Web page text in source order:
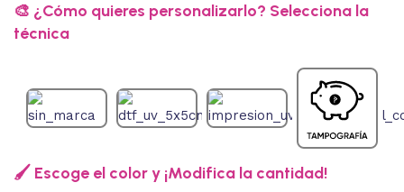
🎨 ¿Cómo quieres personalizarlo? Selecciona la
técnica
🖌️ Escoge el color y ¡Modifica la cantidad!